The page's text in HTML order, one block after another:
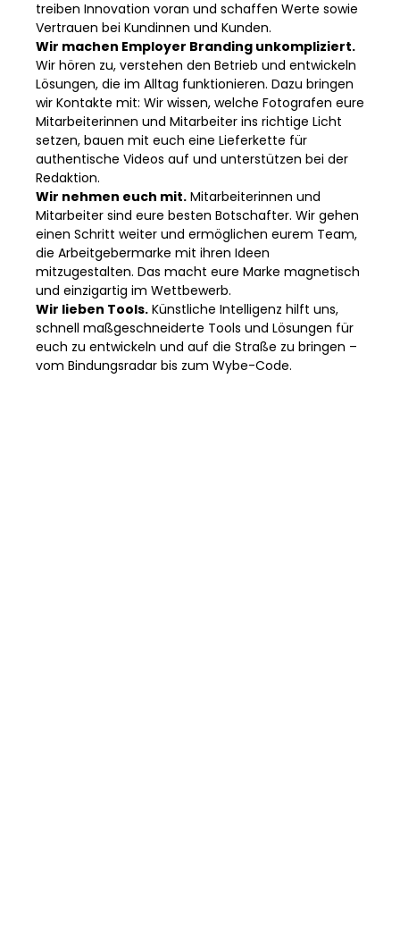
treiben Innovation voran und schaffen Werte sowie
Vertrauen bei Kundinnen und Kunden.
Wir machen Employer Branding unkompliziert.
Wir hören zu, verstehen den Betrieb und entwickeln
Lösungen, die im Alltag funktionieren. Dazu bringen
wir Kontakte mit: Wir wissen, welche Fotografen eure
Mitarbeiterinnen und Mitarbeiter ins richtige Licht
setzen, bauen mit euch eine Lieferkette für
authentische Videos auf und unterstützen bei der
Redaktion.
Wir nehmen euch mit. Mitarbeiterinnen und
Mitarbeiter sind eure besten Botschafter. Wir gehen
einen Schritt weiter und ermöglichen eurem Team,
die Arbeitgebermarke mit ihren Ideen
mitzugestalten. Das macht eure Marke magnetisch
und einzigartig im Wettbewerb.
Wir lieben Tools. Künstliche Intelligenz hilft uns,
schnell maßgeschneiderte Tools und Lösungen für
euch zu entwickeln und auf die Straße zu bringen –
vom Bindungsradar bis zum Wybe-Code.